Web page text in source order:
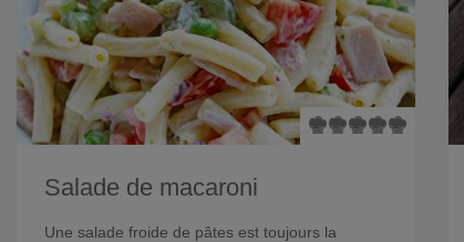
Salade de macaroni
Une salade froide de pâtes est toujours la